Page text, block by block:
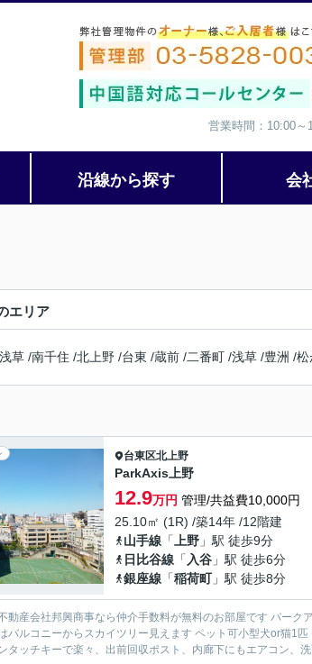
営業時間：10:00
沿線から探す 会
エリア
草 /南千住 /北上野 /台東 /蔵前 /二番町 /浅草 /豊洲 /松
台東区北上野
ParkAxis上野
12.9万円 管理/共益費10,000円
25.10㎡ (1R) /築14年 /12階建
山手線 「 上野 」駅 徒歩9分
日比谷線 「 入谷 」駅 徒歩6分
銀座線 「稲荷町」駅 徒歩8分
動産会社邦興商事なら仲介手数料が無料のお部屋です パー
バルコニーからスカイツリー見えます ペット可小型犬or猫1
タッチキーで楽々、出前回収ポスト、内廊下にもエアコン、